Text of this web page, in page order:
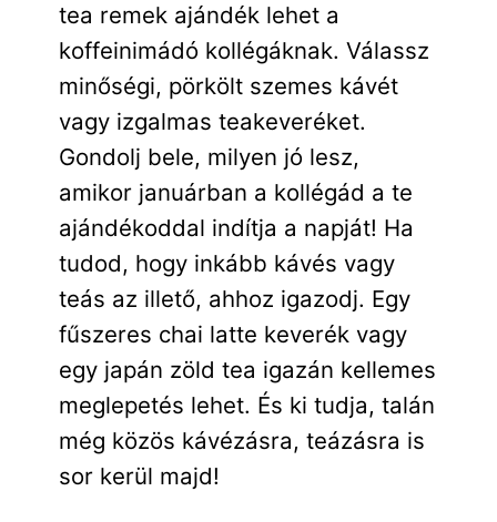
tea remek ajándék lehet a
koffeinimádó kollégáknak. Válassz
minőségi, pörkölt szemes kávét
vagy izgalmas teakeveréket.
Gondolj bele, milyen jó lesz,
amikor januárban a kollégád a te
ajándékoddal indítja a napját! Ha
tudod, hogy inkább kávés vagy
teás az illető, ahhoz igazodj. Egy
fűszeres chai latte keverék vagy
egy japán zöld tea igazán kellemes
meglepetés lehet. És ki tudja, talán
még közös kávézásra, teázásra is
sor kerül majd!